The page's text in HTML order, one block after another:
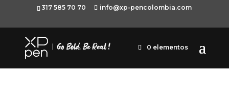
317 585 70 70 info@xp-pencolombia.com
0 elementos